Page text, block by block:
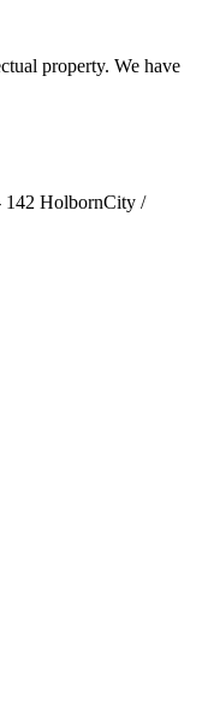
property. We have
142 HolbornCity /